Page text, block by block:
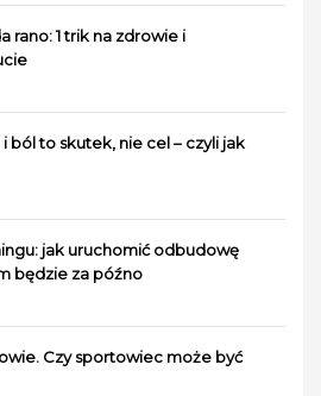
rano: 1 trik na zdrowie i
ból to skutek, nie cel – czyli jak
jak uruchomić odbudowę
będzie za późno
Czy sportowiec może być